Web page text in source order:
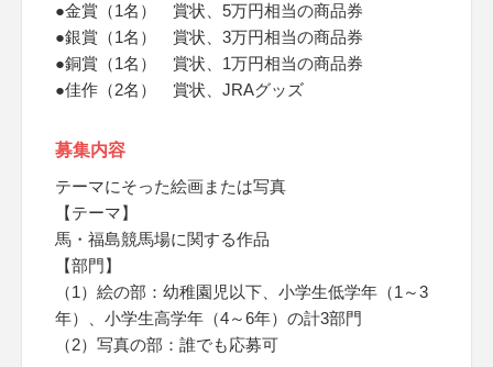
●金賞（1名） 賞状、5万円相当の商品券
●銀賞（1名） 賞状、3万円相当の商品券
●銅賞（1名） 賞状、1万円相当の商品券
●佳作（2名） 賞状、JRAグッズ
募集内容
テーマにそった絵画または写真
【テーマ】
馬・福島競馬場に関する作品
【部門】
（1）絵の部：幼稚園児以下、小学生低学年（1～3
年）、小学生高学年（4～6年）の計3部門
（2）写真の部：誰でも応募可